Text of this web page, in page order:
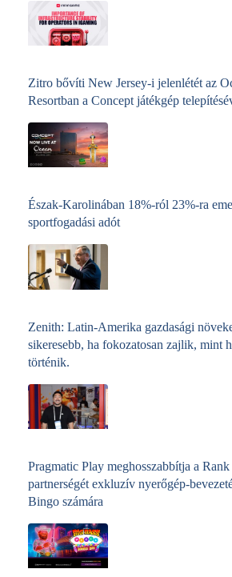
Zitro bővíti New Jersey-i jelenlétét az
Resortban a Concept játékgép
Észak-Karolinában 18%-ról 23%-ra
sportfogadási adót
Zenith: Latin-Amerika gazdasági
sikeresebb, ha fokozatosan zajlik, mint
történik.
Pragmatic Play meghosszabbítja a
partnerségét exkluzív nyerőgép-
Bingo számára